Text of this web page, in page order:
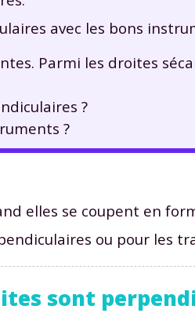
avec les bons
Parmi les droites
?
?
elles se coupent en
ou pour les
sont